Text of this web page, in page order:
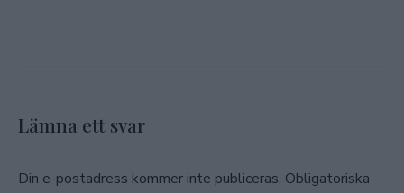
Lämna ett svar
Din e-postadress kommer inte publiceras. Obligatoriska